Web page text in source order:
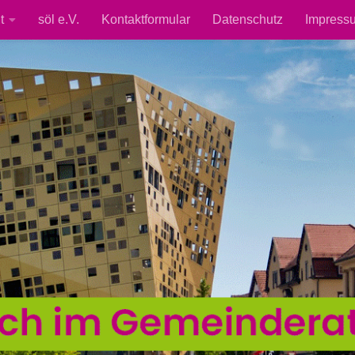
söl e.V. Kontaktformular Datenschutz